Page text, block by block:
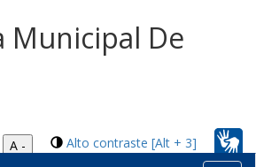
Municipal De
Alto contraste [Alt + 3]
A -